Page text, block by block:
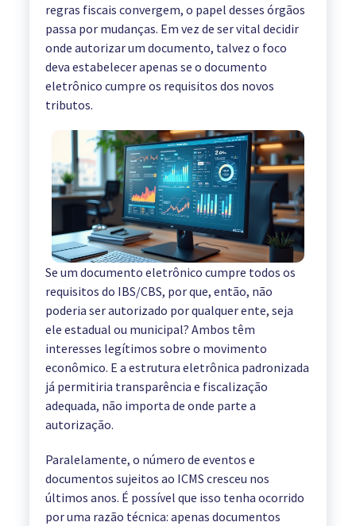
regras fiscais convergem, o papel desses órgãos
passa por mudanças. Em vez de ser vital decidir
onde autorizar um documento, talvez o foco
deva estabelecer apenas se o documento
eletrônico cumpre os requisitos dos novos
tributos.
Se um documento eletrônico cumpre todos os
requisitos do IBS/CBS, por que, então, não
poderia ser autorizado por qualquer ente, seja
ele estadual ou municipal? Ambos têm
interesses legítimos sobre o movimento
econômico. E a estrutura eletrônica padronizada
já permitiria transparência e fiscalização
adequada, não importa de onde parte a
autorização.
Paralelamente, o número de eventos e
documentos sujeitos ao ICMS cresceu nos
últimos anos. É possível que isso tenha ocorrido
por uma razão técnica: apenas documentos